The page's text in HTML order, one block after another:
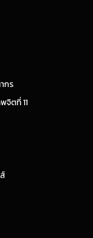
กร
จิตที่ 11